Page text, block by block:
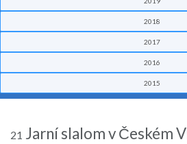
2018
2017
2016
2015
21 Jarní slalom v Českém